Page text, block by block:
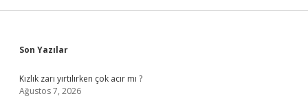
Sidebar
Son Yazılar
Kızlık zarı yırtılırken çok acır mı ?
Ağustos 7, 2026